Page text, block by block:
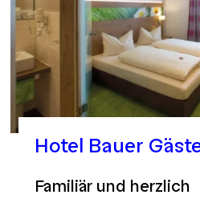
Hotel Bauer
Familiär und herzlich